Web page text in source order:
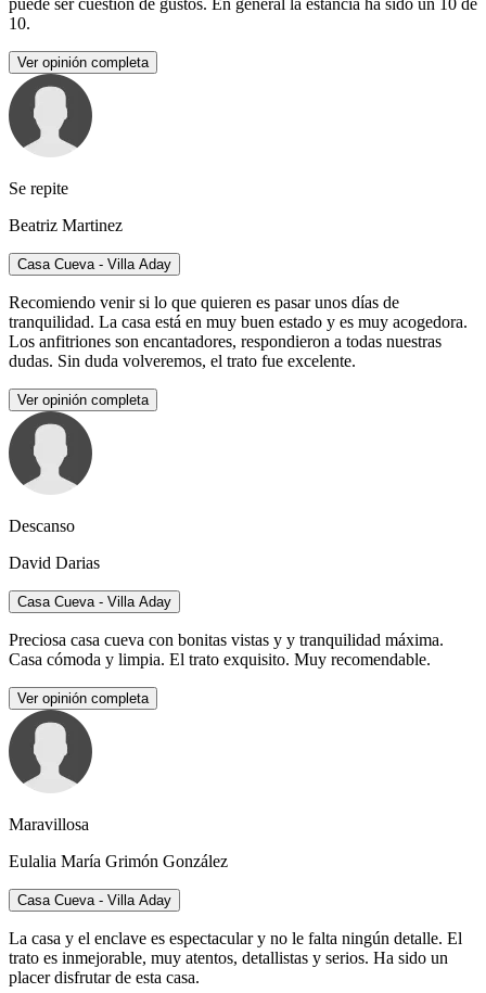
puede ser cuestión de gustos. En general la estancia ha sido un 10 de
10.
Ver opinión completa
Se repite
Beatriz Martinez
Casa Cueva - Villa Aday
Recomiendo venir si lo que quieren es pasar unos días de
tranquilidad. La casa está en muy buen estado y es muy acogedora.
Los anfitriones son encantadores, respondieron a todas nuestras
dudas. Sin duda volveremos, el trato fue excelente.
Ver opinión completa
Descanso
David Darias
Casa Cueva - Villa Aday
Preciosa casa cueva con bonitas vistas y y tranquilidad máxima.
Casa cómoda y limpia. El trato exquisito. Muy recomendable.
Ver opinión completa
Maravillosa
Eulalia María Grimón González
Casa Cueva - Villa Aday
La casa y el enclave es espectacular y no le falta ningún detalle. El
trato es inmejorable, muy atentos, detallistas y serios. Ha sido un
placer disfrutar de esta casa.